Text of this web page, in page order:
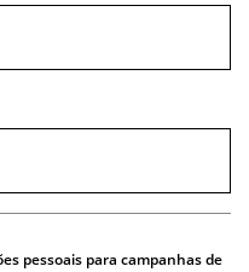
pessoais para campanhas de